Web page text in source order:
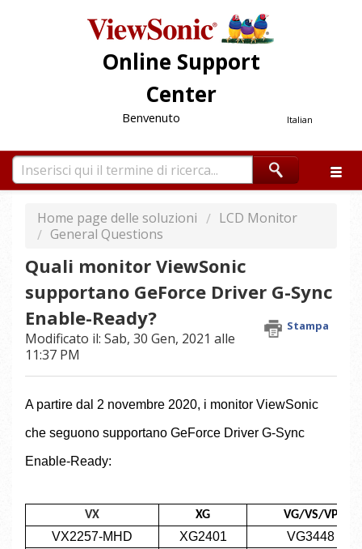
Online Support
Center
Italian
Benvenuto
Home page delle soluzioni
LCD Monitor
General Questions
Quali monitor ViewSonic
supportano GeForce Driver G-Sync
Enable-Ready?
Stampa
Modificato il: Sab, 30 Gen, 2021 alle
11:37 PM
A partire dal 2 novembre 2020, i monitor ViewSonic
che seguono supportano GeForce Driver G-Sync
Enable-Ready:
VX XG VG/VS/VP
VX2257-MHD XG2401
VG3448